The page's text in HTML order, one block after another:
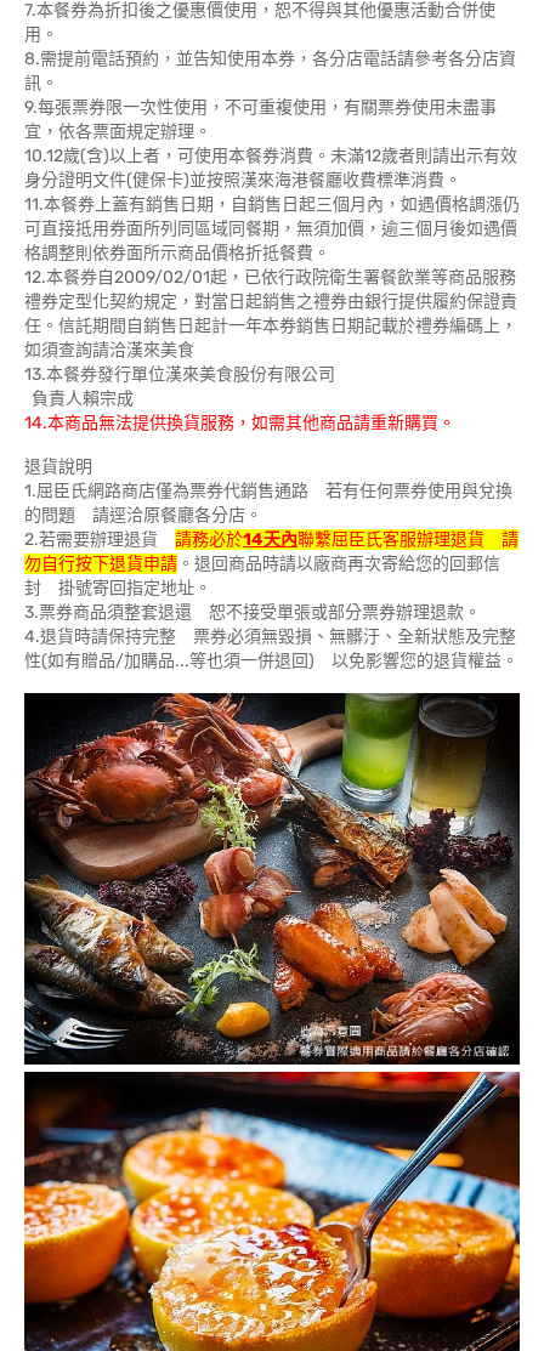
7.本餐券為折扣後之優惠價使用，恕不得與其他優惠活動合併使
用。
8.需提前電話預約，並告知使用本券，各分店電話請參考各分店資
訊。
9.每張票券限一次性使用，不可重複使用，有關票券使用未盡事
宜，依各票面規定辦理。
10.12歲(含)以上者，可使用本餐券消費。未滿12歲者則請出示有效
身分證明文件(健保卡)並按照漢來海港餐廳收費標準消費。
11.本餐券上蓋有銷售日期，自銷售日起三個月內，如遇價格調漲仍
可直接抵用券面所列同區域同餐期，無須加價，逾三個月後如遇價
格調整則依券面所示商品價格折抵餐費。
12.本餐券自2009/02/01起，已依行政院衛生署餐飲業等商品服務
禮券定型化契約規定，對當日起銷售之禮券由銀行提供履約保證責
任。信託期間自銷售日起計一年本券銷售日期記載於禮券編碼上，
如須查詢請洽漢來美食
13.本餐券發行單位漢來美食股份有限公司
負責人賴宗成
14.本商品無法提供換貨服務，如需其他商品請重新購買。
退貨說明
1.屈臣氏網路商店僅為票券代銷售通路 若有任何票券使用與兌換
的問題 請逕洽原餐廳各分店。
2.若需要辦理退貨 請務必於14天內聯繫屈臣氏客服辦理退貨 請
勿自行按下退貨申請 。退回商品時請以廠商再次寄給您的回郵信
封 掛號寄回指定地址。
3.票券商品須整套退還 恕不接受單張或部分票券辦理退款。
4.退貨時請保持完整 票券必須無毀損、無髒汙、全新狀態及完整
性(如有贈品/加購品...等也須一併退回) 以免影響您的退貨權益。